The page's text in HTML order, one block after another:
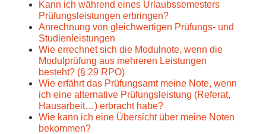
Kann ich während eines Urlaubssemesters
Prüfungsleistungen erbringen?
Anrechnung von gleichwertigen Prüfungs- und
Studienleistungen
Wie errechnet sich die Modulnote, wenn die
Modulprüfung aus mehreren Leistungen
besteht? (§ 29 RPO)
Wie erfährt das Prüfungsamt meine Note, wenn
ich eine alternative Prüfungsleistung (Referat,
Hausarbeit…) erbracht habe?
Wie kann ich eine Übersicht über meine Noten
bekommen?